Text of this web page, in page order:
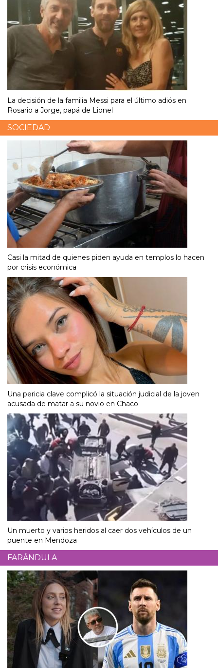
La decisión de la familia Messi para el último adiós en
Rosario a Jorge, papá de Lionel
SOCIEDAD
Casi la mitad de quienes piden ayuda en templos lo hacen
por crisis económica
Una pericia clave complicó la situación judicial de la joven
acusada de matar a su novio en Chaco
Un muerto y varios heridos al caer dos vehículos de un
puente en Mendoza
FARÁNDULA